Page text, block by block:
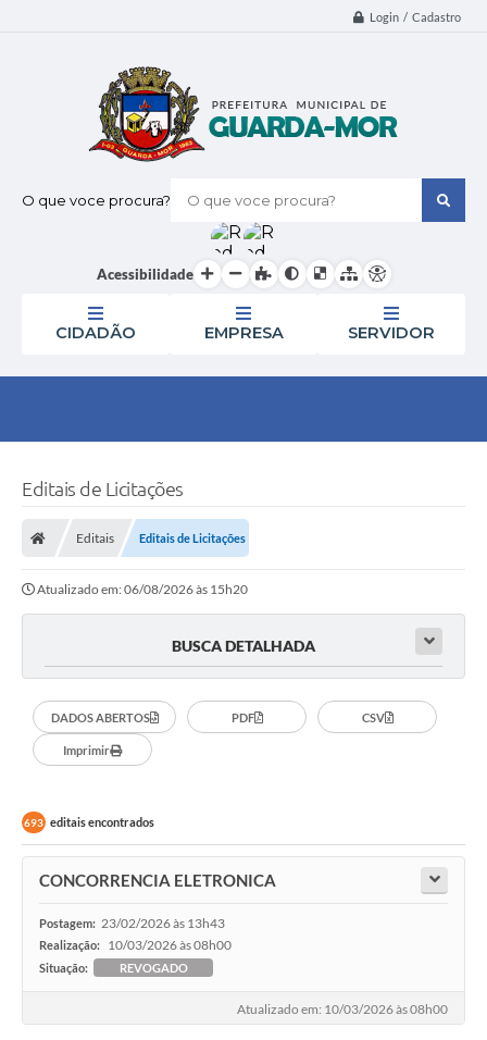
Login / Cadastro
O que voce procura?
Acessibilidade
CIDADÃO EMPRESA SERVIDOR
Editais de Licitações
Editais Editais de Licitações
Atualizado em: 06/08/2026 às 15h20
BUSCA DETALHADA
DADOS ABERTOS PDF CSV
Imprimir
693 editais encontrados
CONCORRENCIA ELETRONICA
Postagem: 23/02/2026 às 13h43
Realização: 10/03/2026 às 08h00
Situação: REVOGADO
Atualizado em: 10/03/2026 às 08h00